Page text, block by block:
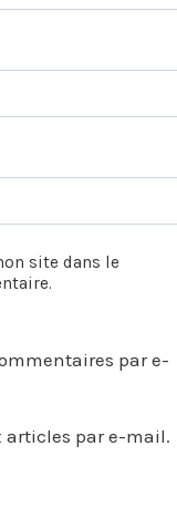
site dans le
par e-
articles par e-mail.